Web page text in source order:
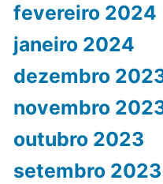
fevereiro 2024
janeiro 2024
dezembro
novembro
outubro 2023
setembro 2023